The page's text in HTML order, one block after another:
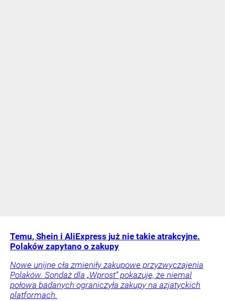
Temu, Shein i AliExpress już nie takie atrakcyjne.
Polaków zapytano o zakupy
Nowe unijne cła zmieniły zakupowe przyzwyczajenia
Polaków. Sondaż dla „Wprost” pokazuje, że niemal
połowa badanych ograniczyła zakupy na azjatyckich
platformach.